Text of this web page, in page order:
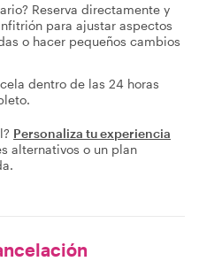
Reserva directamente y
para ajustar aspectos
o hacer pequeños cambios
dentro de las 24 horas
Personaliza tu experiencia
alternativos o un plan